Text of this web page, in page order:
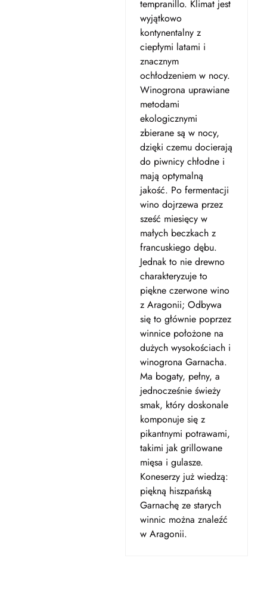
tempranillo. Klimat jest
wyjątkowo
kontynentalny z
ciepłymi latami i
znacznym
ochłodzeniem w nocy.
Winogrona uprawiane
metodami
ekologicznymi
zbierane są w nocy,
dzięki czemu docierają
do piwnicy chłodne i
mają optymalną
jakość. Po fermentacji
wino dojrzewa przez
sześć miesięcy w
małych beczkach z
francuskiego dębu.
Jednak to nie drewno
charakteryzuje to
piękne czerwone wino
z Aragonii; Odbywa
się to głównie poprzez
winnice położone na
dużych wysokościach i
winogrona Garnacha.
Ma bogaty, pełny, a
jednocześnie świeży
smak, który doskonale
komponuje się z
pikantnymi potrawami,
takimi jak grillowane
mięsa i gulasze.
Koneserzy już wiedzą:
piękną hiszpańską
Garnachę ze starych
winnic można znaleźć
w Aragonii.